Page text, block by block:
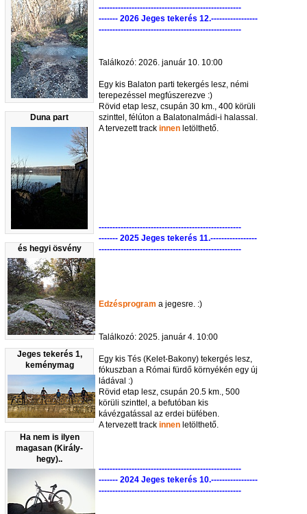
Duna part
és hegyi ösvény
Jeges tekerés 1,
keménymag
Ha nem is ilyen
magasan (Király-
hegy)..
----------------------------------------------------
------- 2026 Jeges tekerés 12.-----------------
----------------------------------------------------
Találkozó: 2026. január 10. 10:00
Egy kis Balaton parti tekergés lesz, némi
terepezéssel megfúszerezve :)
Rövid etap lesz, csupán 30 km., 400 körüli
szinttel, félúton a Balatonalmádi-i halassal.
A tervezett trackinnen letölthető.
----------------------------------------------------
------- 2025 Jeges tekerés 11.-----------------
----------------------------------------------------
Edzésprogram a jegesre. :)
Találkozó: 2025. január 4. 10:00
Egy kis Tés (Kelet-Bakony) tekergés lesz,
fókuszban a Római fürdő környékén egy új
ládával :)
Rövid etap lesz, csupán 20.5 km., 500
körüli szinttel, a befutóban kis
kávézgatással az erdei büfében.
A tervezett trackinnen letölthető.
----------------------------------------------------
------- 2024 Jeges tekerés 10.-----------------
----------------------------------------------------